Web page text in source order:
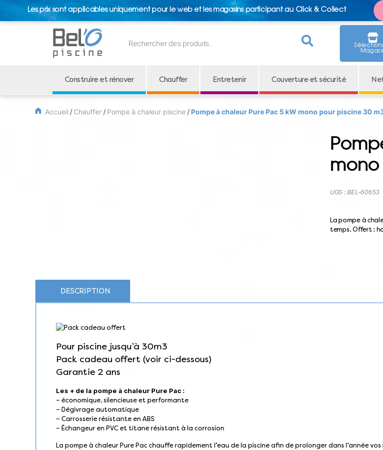
Les prix sont applicables uniquement pour le web et les magasins participant au Click & Collect
de
Construire et rénover Chauffer Entretenir Couverture et sécurité
Accueil / Chauffer / Pompe à chaleur piscine / Pompe à chaleur Pure Pac 5 kW mono pour piscine 30
mono
La pompe à
temps. Offert :
UGS :BEL-60653
DESCRIPTION
Pour piscine jusqu’à 30m3
Pack cadeau offert (voir ci-dessous)
Garantie 2 ans
Les + de la pompe à chaleur Pure Pac :
– économique, silencieuse et performante
– Dégivrage automatique
– Carrosserie résistante en ABS
– Échangeur en PVC et titane résistant à la corrosion
La pompe à chaleur Pure Pac chauffe rapidement l’eau de la piscine afin de prolonger dans l’année